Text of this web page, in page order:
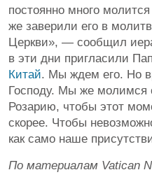
постоянно много
же заверили его в
Церкви», — сообщил
в эти дни пригласили
Китай. Мы ждем его. Но
Господу. Мы же молимся
Розарию, чтобы этот
скорее. Чтобы
как само наше
По материалам Vatican